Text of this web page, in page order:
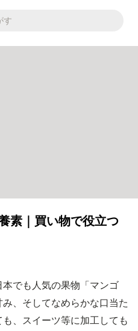
素｜買い物で役立つ
でも人気の果物「マンゴ
、そしてなめらかな口当た
、スイーツ等に加工しても